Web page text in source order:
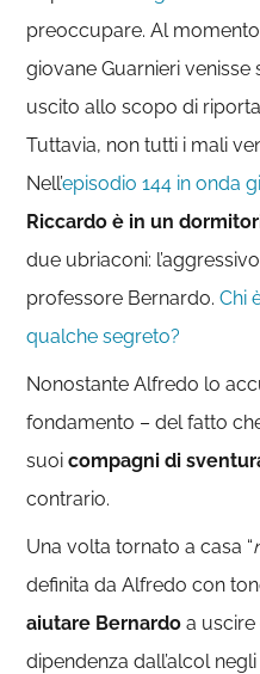
preoccupare. Al
giovane Guarnieri
uscito allo scopo di
Tuttavia, non tutti i mali
Nell’episodio 144 in onda
Riccardo è in un
due ubriaconi:
professore Bernardo.Chi
qualche segreto?
Nonostante Alfredo lo
fondamento – del fatto
suoicompagni di
contrario.
Una volta tornato a casa “
definita da Alfredo con
aiutare Bernardoa
dipendenza dall’alcol